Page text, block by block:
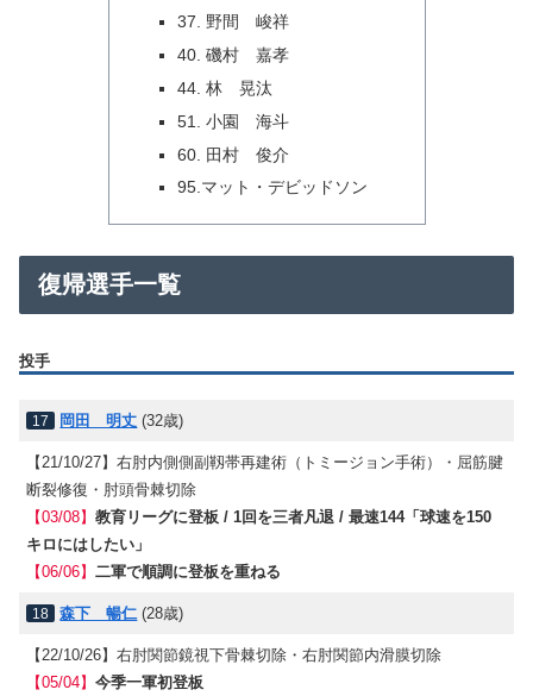
37. 野間 峻祥
40. 磯村 嘉孝
44. 林 晃汰
51. 小園 海斗
60. 田村 俊介
95.マット・デビッドソン
復帰選手一覧
投手
17 岡田 明丈 (32歳)
【21/10/27】右肘内側側副靱帯再建術（トミージョン手術）・屈筋腱
断裂修復・肘頭骨棘切除
【03/08】教育リーグに登板 / 1回を三者凡退 / 最速144「球速を150
キロにはしたい」
【06/06】二軍で順調に登板を重ねる
18 森下 暢仁 (28歳)
【22/10/26】右肘関節鏡視下骨棘切除・右肘関節内滑膜切除
【05/04】今季一軍初登板